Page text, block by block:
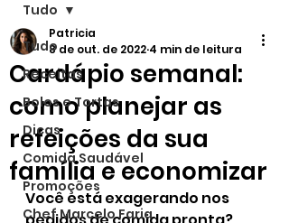
Tudo
Receitas
Bolos e Tortas
Dicas
Comida Saudável
Promoções
Chef Marcelo Faria
Tudo
Cardápio semanal:
como planejar as
refeições da sua
família e economizar
Patricia
8 de out. de 2022 4 min de leitura
Você está exagerando nos